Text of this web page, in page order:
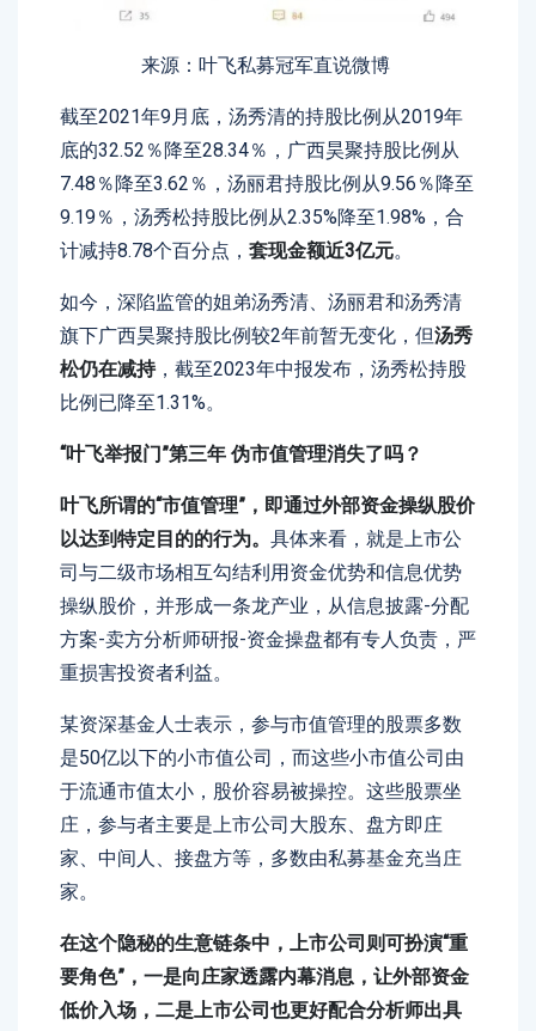
来源：叶飞私募冠军直说微博
截至2021年9月底，汤秀清的持股比例从2019年
底的32.52％降至28.34％，广西昊聚持股比例从
7.48％降至3.62％，汤丽君持股比例从9.56％降至
9.19％，汤秀松持股比例从2.35%降至1.98%，合
计减持8.78个百分点， 套现金额近3亿元。
如今，深陷监管的姐弟汤秀清、汤丽君和汤秀清
旗下广西昊聚持股比例较2年前暂无变化，但汤秀
松仍在减持，截至2023年中报发布，汤秀松持股
比例已降至1.31%。
“叶飞举报门”第三年 伪市值管理消失了吗？
叶飞所谓的“市值管理”，即通过外部资金操纵股价
以达到特定目的的行为。 具体来看，就是上市公
司与二级市场相互勾结利用资金优势和信息优势
操纵股价，并形成一条龙产业，从信息披露-分配
方案-卖方分析师研报-资金操盘都有专人负责，严
重损害投资者利益。
某资深基金人士表示，参与市值管理的股票多数
是50亿以下的小市值公司，而这些小市值公司由
于流通市值太小，股价容易被操控。这些股票坐
庄，参与者主要是上市公司大股东、盘方即庄
家、中间人、接盘方等，多数由私募基金充当庄
家。
在这个隐秘的生意链条中，上市公司则可扮演“重
要角色”，一是向庄家透露内幕消息，让外部资金
低价入场，二是上市公司也更好配合分析师出具